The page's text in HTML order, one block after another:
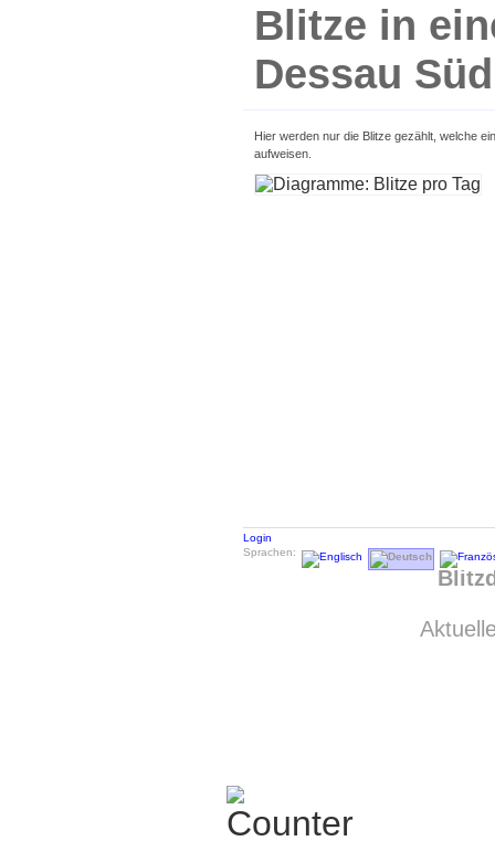
Blitze in
Dessau Süd
Hier werden nur die Blitze gezählt, welche
aufweisen.
Login
Sprachen: